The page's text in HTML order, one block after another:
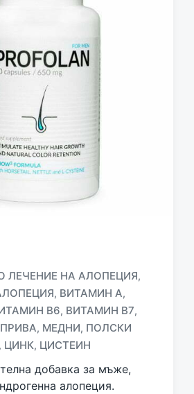
ЛЕЧЕНИЕ НА АЛОПЕЦИЯ,
, ВИТАМИН А,
В6, ВИТАМИН В7,
, МЕДНИ, ПОЛСКИ
, ЦИНК, ЦИСТЕИН
добавка за мъже,
алопеция.